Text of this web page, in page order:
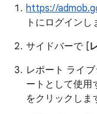
https://
トにログインし
サイドバーで [
レポート ライ
ートとして使用
をクリックしま